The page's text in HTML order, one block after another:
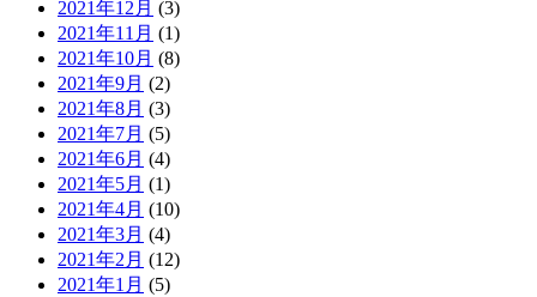
2021年12月 (3)
2021年11月 (1)
2021年10月 (8)
2021年9月 (2)
2021年8月 (3)
2021年7月 (5)
2021年6月 (4)
2021年5月 (1)
2021年4月 (10)
2021年3月 (4)
2021年2月 (12)
2021年1月 (5)